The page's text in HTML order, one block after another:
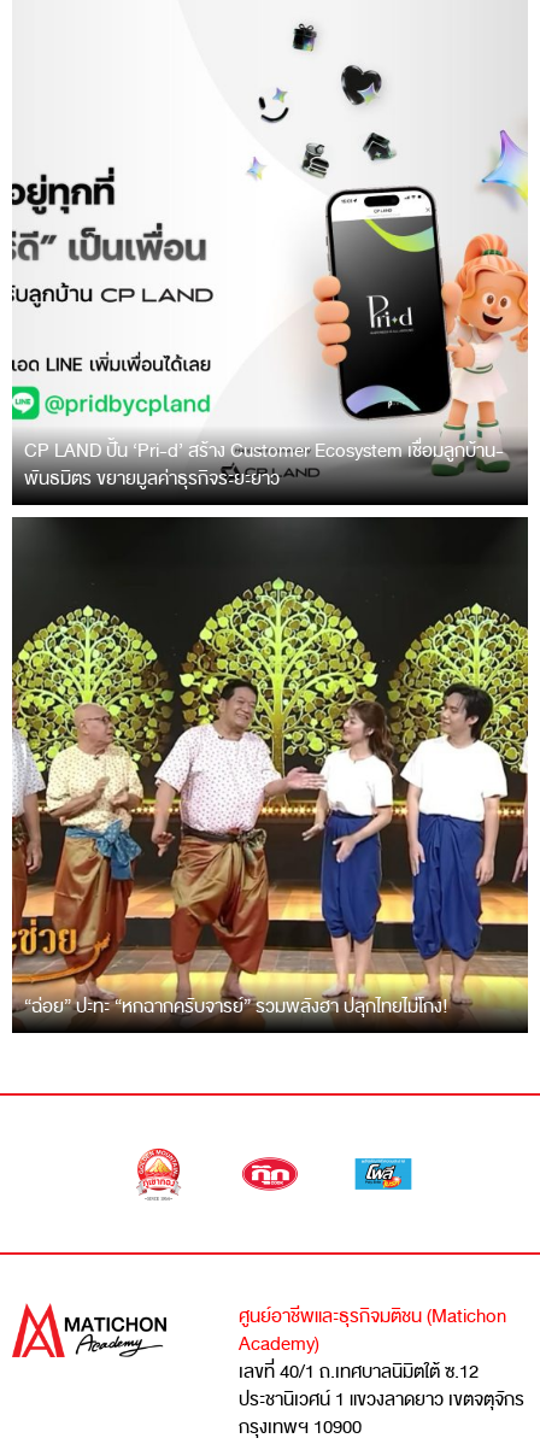
CP LAND ปั้น ‘Pri-d’ สร้าง Customer Ecosystem เชื่อมลูกบ้าน-
พันธมิตร ขยายมูลค่าธุรกิจระยะยาว
“ฉ่อย” ปะทะ “หกฉากครับจารย์” รวมพลังฮา ปลุกไทยไม่โกง!
ศูนย์อาชีพและธุรกิจมติชน (Matichon
Academy)
เลขที่ 40/1 ถ.เทศบาลนิมิตใต้ ซ.12
ประชานิเวศน์ 1 แขวงลาดยาว เขตจตุจักร
กรุงเทพฯ 10900